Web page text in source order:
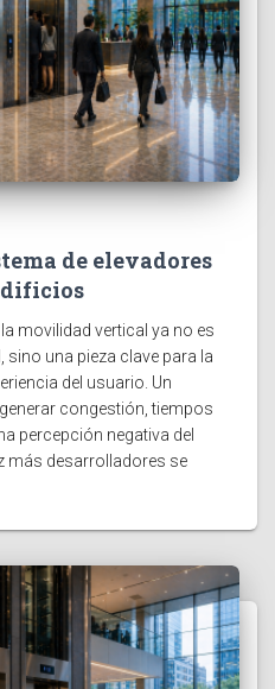
de elevadores
movilidad vertical ya no es
una pieza clave para la
del usuario. Un
congestión, tiempos
percepción negativa del
más desarrolladores se